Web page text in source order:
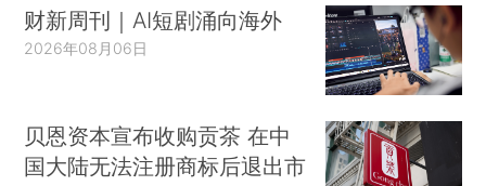
财新周刊｜AI短剧涌向海外
2026年08月06日
贝恩资本宣布收购贡茶 在中
国大陆无法注册商标后退出市